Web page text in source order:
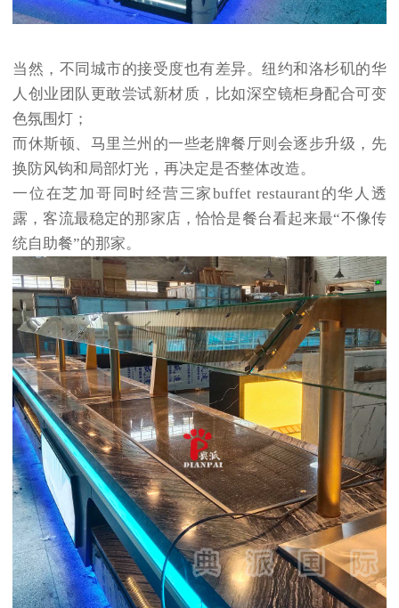
当然，不同城市的接受度也有差异。纽约和洛杉矶的华
人创业团队更敢尝试新材质，比如深空镜柜身配合可变
色氛围灯；
而休斯顿、马里兰州的一些老牌餐厅则会逐步升级，先
换防风钩和局部灯光，再决定是否整体改造。
一位在芝加哥同时经营三家buffet restaurant的华人透
露，客流最稳定的那家店，恰恰是餐台看起来最“不像传
统自助餐”的那家。